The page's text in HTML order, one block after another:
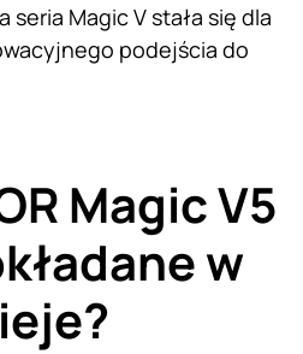
Magic V stała się dla
podejścia do
Magic V5
w